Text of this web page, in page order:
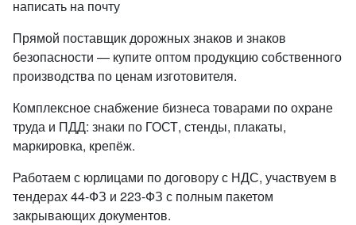
написать на почту
Прямой поставщик дорожных знаков и знаков
безопасности — купите оптом продукцию собственного
производства по ценам изготовителя.
Комплексное снабжение бизнеса товарами по охране
труда и ПДД: знаки по ГОСТ, стенды, плакаты,
маркировка, крепёж.
Работаем с юрлицами по договору с НДС, участвуем в
тендерах 44-ФЗ и 223-ФЗ с полным пакетом
закрывающих документов.